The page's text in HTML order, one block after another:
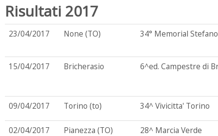
Risultati 2017
23/04/2017 None (TO) 34° Memorial
15/04/2017 Bricherasio 6^ed. Campestre di
09/04/2017 Torino (to) 34^ Vivicitta' Torino
02/04/2017 Pianezza (TO) 28^ Marcia Verde